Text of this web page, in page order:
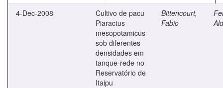
4-Dec-2008
Cultivo de pacu
Piaractus
mesopotamicus
sob diferentes
densidades em
tanque-rede no
Reservatório de
Itaipu
Bittencourt,
Fabio